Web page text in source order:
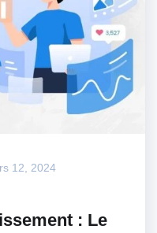
12, 2024
: Le